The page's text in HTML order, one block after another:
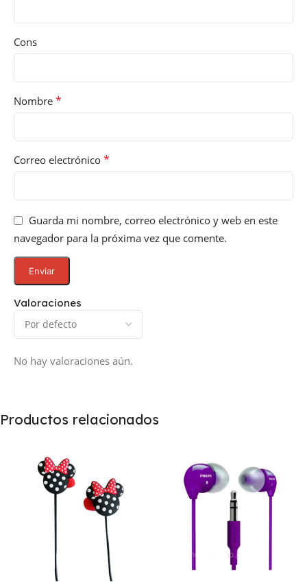
Valoraciones
No hay valoraciones aún.
Cons
Nombre *
Correo electrónico *
Guarda mi nombre, correo electrónico y web en este
navegador para la próxima vez que comente.
Productos relacionados